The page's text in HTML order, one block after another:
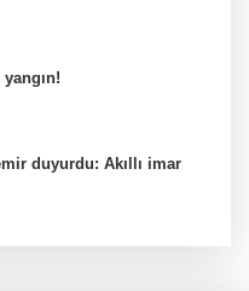
duyurdu: Akıllı imar